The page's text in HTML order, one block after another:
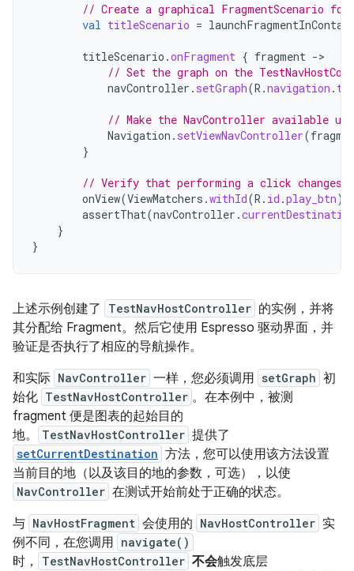
// Create a graphical FragmentScenario
val titleScenario =
titleScenario .onFragment { fragment -
// Set the graph on the
navController . setGraph(R .navigation .
// Make the NavController available
Navigation . setViewNavController(
}
// Verify that performing a click changes
onView(ViewMatchers .withId(R . id .play_btn
assertThat(navController .
}
}
上述示例创建了 TestNavHostController 的实例，并将
其分配给 Fragment。然后它使用 Espresso 驱动界面，并
验证是否执行了相应的导航操作。
和实际 NavController 一样，您必须调用 setGraph 初
始化 TestNavHostController 。在本例中，被测
fragment 便是图表的起始目的
地。
TestNavHostController 提供了
setCurrentDestination 方法，您可以使用该方法设置
当前目的地（以及该目的地的参数，可选），以使
NavController 在测试开始前处于正确的状态。
与 NavHostFragment 会使用的 NavHostController 实
例不同，在您调用 navigate()
时， TestNavHostController 不会触发底层